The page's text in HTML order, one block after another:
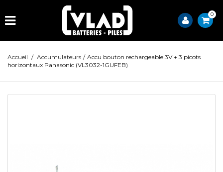
0
Accueil / Accumulateurs / Accu bouton rechargeable 3V + 3 picots
horizontaux Panasonic (VL3032-1GUFEB)